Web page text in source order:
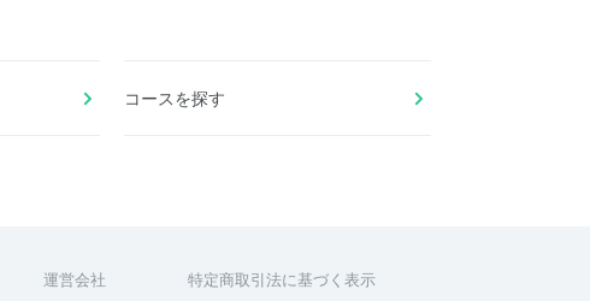
コースを探す
運営会社 特定商取引法に基づく表示